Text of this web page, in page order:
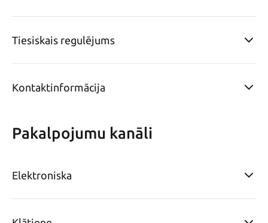
Tiesiskais regulējums
Kontaktinformācija
Pakalpojumu kanāli
Elektroniska